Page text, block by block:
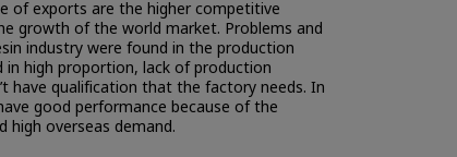
of exports are the higher competitive
growth of the world market. Problems and
industry were found in the production
in high proportion, lack of production
have qualification that the factory needs. In
good performance because of the
overseas demand.